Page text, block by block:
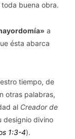
buena obra.
a
ésta abarca
tiempo, de
otras palabras,
al Creador de
designio divino
1:3-4).